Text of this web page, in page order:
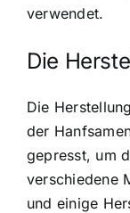
verwendet.
Die
Die
der
gepresst, um
verschiedene
und einige